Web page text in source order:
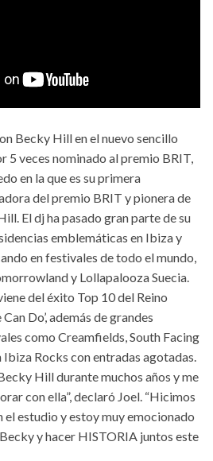
Becky Hill en el nuevo sencillo
5 veces nominado al premio BRIT,
en la que es su primera
del premio BRIT y pionera de
El dj ha pasado gran parte de su
emblemáticas en Ibiza y
en festivales de todo el mundo,
y Lollapalooza Suecia.
del éxito Top 10 del Reino
Do’, además de grandes
como Creamfields, South Facing
Ibiza Rocks con entradas agotadas.
Hill durante muchos años y me
con ella”, declaró Joel. “Hicimos
el estudio y estoy muy emocionado
y hacer HISTORIA juntos este